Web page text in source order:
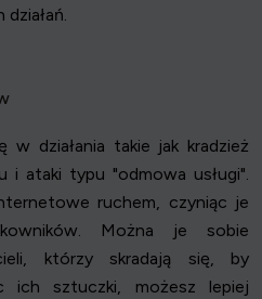
w działania takie jak kradzież
i ataki typu "odmowa usługi".
ruchem, czyniąc je
Można je sobie
którzy skradają się, by
ich sztuczki, możesz lepiej